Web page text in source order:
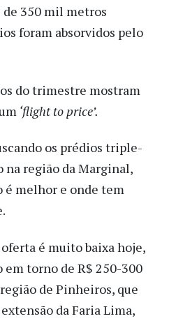
de 350 mil metros
foram absorvidos pelo
do trimestre mostram
‘flight to price’.
os prédios triple-
na região da Marginal,
é melhor e onde tem
é muito baixa hoje,
torno de R$ 250-300
de Pinheiros, que
da Faria Lima,